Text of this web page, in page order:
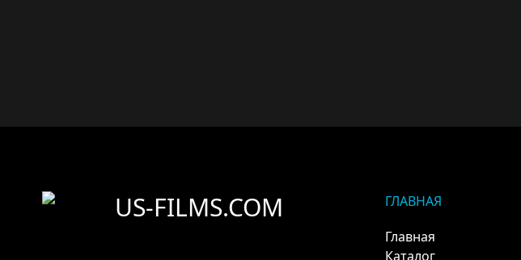
US-FILMS.COM
ГЛАВНАЯ
Главная
Каталог